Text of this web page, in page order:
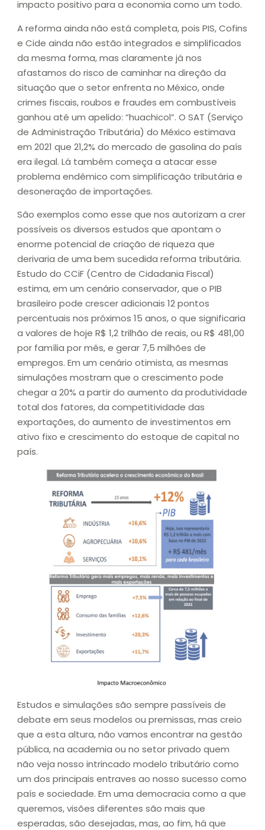
impacto positivo para a economia como um todo.
A reforma ainda não está completa, pois PIS, Cofins
e Cide ainda não estão integrados e simplificados
da mesma forma, mas claramente já nos
afastamos do risco de caminhar na direção da
situação que o setor enfrenta no México, onde
crimes fiscais, roubos e fraudes em combustíveis
ganhou até um apelido: “huachicol”. O SAT (Serviço
de Administração Tributária) do México estimava
em 2021 que 21,2% do mercado de gasolina do país
era ilegal. Lá também começa a atacar esse
problema endêmico com simplificação tributária e
desoneração de importações.
São exemplos como esse que nos autorizam a crer
possíveis os diversos estudos que apontam o
enorme potencial de criação de riqueza que
derivaria de uma bem sucedida reforma tributária.
Estudo do CCiF (Centro de Cidadania Fiscal)
estima, em um cenário conservador, que o PIB
brasileiro pode crescer adicionais 12 pontos
percentuais nos próximos 15 anos, o que significaria
a valores de hoje R$ 1,2 trilhão de reais, ou R$ 481,00
por família por mês, e gerar 7,5 milhões de
empregos. Em um cenário otimista, as mesmas
simulações mostram que o crescimento pode
chegar a 20% a partir do aumento da produtividade
total dos fatores, da competitividade das
exportações, do aumento de investimentos em
ativo fixo e crescimento do estoque de capital no
país.
Estudos e simulações são sempre passíveis de
debate em seus modelos ou premissas, mas creio
que a esta altura, não vamos encontrar na gestão
pública, na academia ou no setor privado quem
não veja nosso intrincado modelo tributário como
um dos principais entraves ao nosso sucesso como
país e sociedade. Em uma democracia como a que
queremos, visões diferentes são mais que
esperadas, são desejadas, mas, ao fim, há que